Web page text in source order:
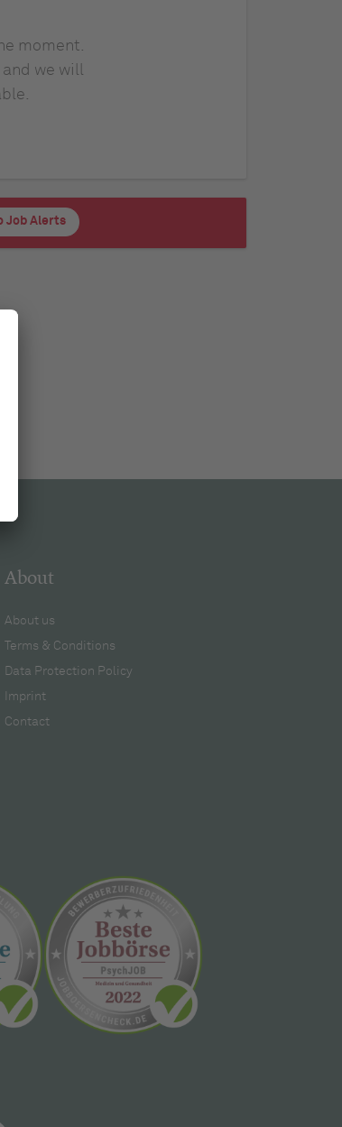
moment.
we will
Job Alerts
About
About us
Terms & Conditions
Data Protection Policy
Imprint
Contact